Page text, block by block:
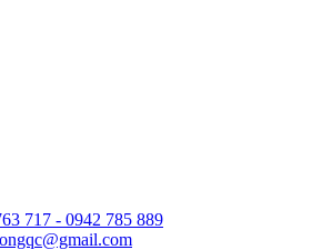
717 - 0942 785 889